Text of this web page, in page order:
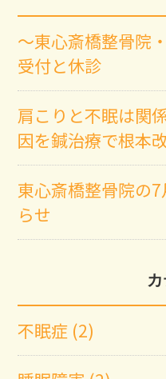
～東心斎橋整骨院
受付と休診
肩こりと不眠は関
因を鍼治療で根本
東心斎橋整骨院の
らせ
不眠症 (2)